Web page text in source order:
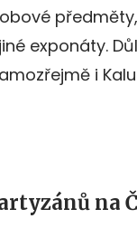
exponáty.
i
na